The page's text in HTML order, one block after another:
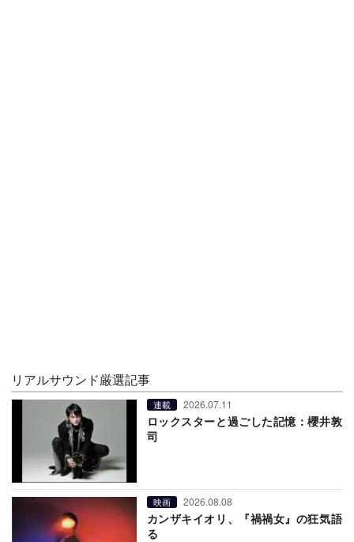
リアルサウンド厳選記事
連載 2026.07.11
ロックスターと過ごした記憶：櫻井敦
司
映画 2026.08.08
カンザキイオリ、『禍禍女』の狂気語
る